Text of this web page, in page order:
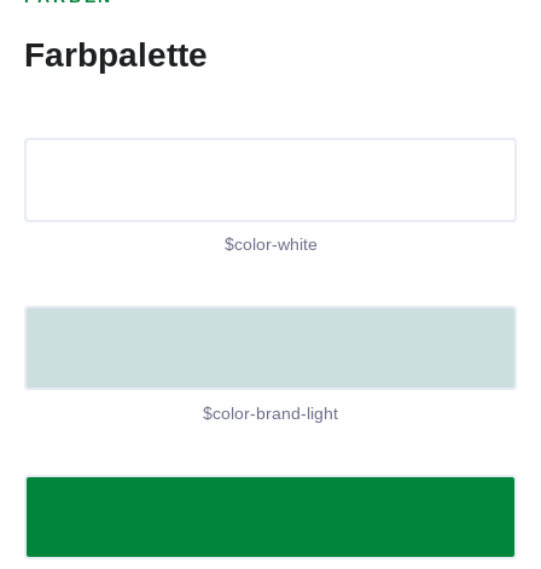
Farbpalette
$color-white
$color-brand-light